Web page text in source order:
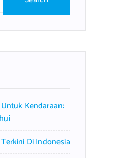
Kendaraan:
Di Indonesia